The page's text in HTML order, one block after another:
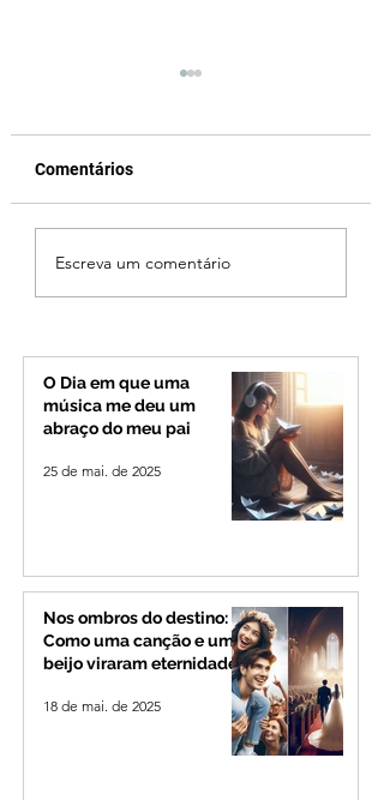
Criança de 2 anos
morre em capotamento
na Zona Rural de Ibiá
Comentários
Escreva um comentário
O Dia em que uma
música me deu um
abraço do meu pai
25 de mai. de 2025
Nos ombros do destino:
Como uma canção e um
beijo viraram eternidade
18 de mai. de 2025